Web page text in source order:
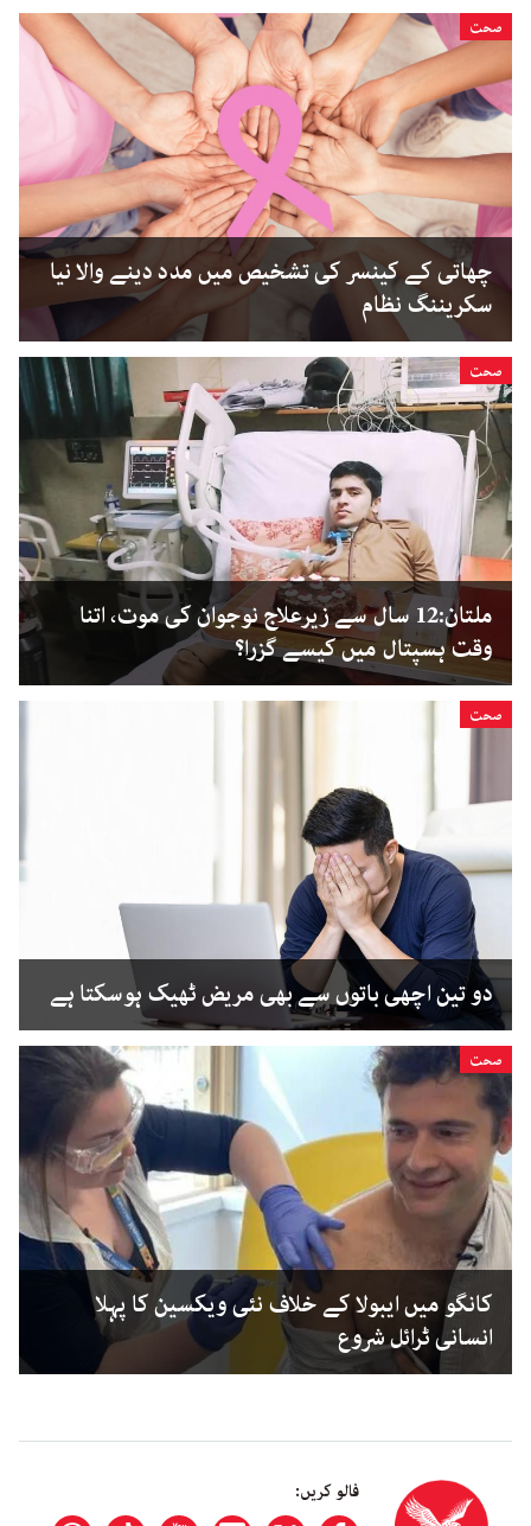
صحت
چھاتی کے کینسر کی تشخیص میں مدد دینے والا نیا
سکریننگ نظام
صحت
ملتان:12 سال سے زیرعلاج نوجوان کی موت، اتنا
وقت ہسپتال میں کیسے گزرا؟
صحت
دو تین اچھی باتوں سے بھی مریض ٹھیک ہوسکتا ہے
صحت
کانگو میں ایبولا کے خلاف نئی ویکسین کا پہلا
انسانی ٹرائل شروع
فالو کریں: